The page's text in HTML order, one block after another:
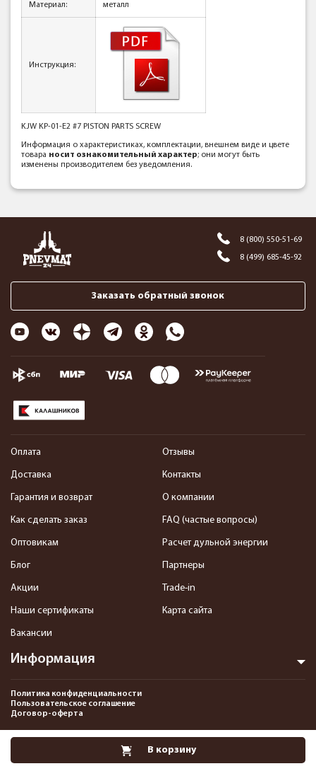
В корзину
Материал: металл
Инструкция:
KJW KP-01-E2 #7 PISTON PARTS SCREW
Информация о характеристиках, комплектации, внешнем виде и цвете
товара носит ознакомительный характер; они могут быть
изменены производителем без уведомления.
8 (800) 550-51-69
8 (499) 685-45-92
Заказать обратный звонок
Информация
Оплата
Доставка
Гарантия и возврат
Как сделать заказ
Оптовикам
Блог
Акции
Наши сертификаты
Вакансии
Отзывы
Контакты
О компании
FAQ (частые вопросы)
Расчет дульной энергии
Партнеры
Trade-in
Карта сайта
Политика конфиденциальности
Пользовательское соглашение
Договор-оферта
2013-2026 Интернет-магазин пневматики, страйкбола и снаряжения–
Pnevmat24.ru. Все права защищены.©